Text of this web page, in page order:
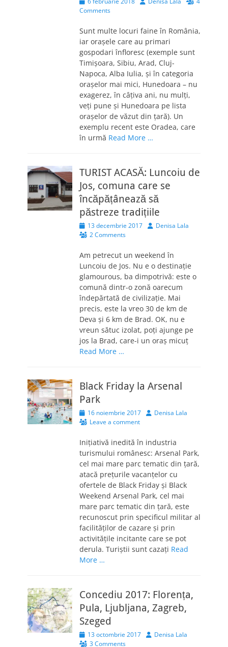
on
Comments
Sunt multe locuri faine în România,
iar orașele care au primari
gospodari înfloresc (exemple sunt
Timișoara, Sibiu, Arad, Cluj-
Napoca, Alba Iulia, și în categoria
orașelor mai mici, Hunedoara – nu
exagerez, în câțiva ani, nu mulți,
veți pune și Hunedoara pe lista
orașelor de văzut din țară). Un
exemplu recent este Oradea, care
în urmă Read More …
TURIST ACASĂ: Luncoiu de
Jos, comuna care se
încăpățânează să
păstreze tradițiile
Posted
on
13 decembrie 2017 AuthorDenisa Lala
2 Comments
Am petrecut un weekend în
Luncoiu de Jos. Nu e o destinație
glamourous, ba dimpotrivă: este o
comună dintr-o zonă oarecum
îndepărtată de civilizație. Mai
precis, este la vreo 30 de km de
Deva și 6 km de Brad. OK, nu e
vreun sătuc izolat, poți ajunge pe
jos la Brad, care-i un oraș micuț
Read More …
Black Friday la Arsenal
Park
Posted
on
16 noiembrie 2017 AuthorDenisa Lala
Leave a comment
Inițiativă inedită în industria
turismului românesc: Arsenal Park,
cel mai mare parc tematic din țară,
atacă prețurile vacanțelor cu
ofertele de Black Friday și Black
Weekend Arsenal Park, cel mai
mare parc tematic din țară, este
recunoscut prin specificul militar al
facilităților de cazare și prin
activitățile incitante care se pot
derula. Turiștii sunt cazați Read
More …
Concediu 2017: Florența,
Pula, Ljubljana, Zagreb,
Szeged
Posted
on
13 octombrie 2017 AuthorDenisa Lala
3 Comments